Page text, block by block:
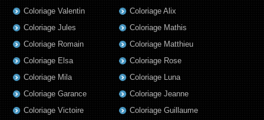
Coloriage Valentin
Coloriage Jules
Coloriage Romain
Coloriage Elsa
Coloriage Mila
Coloriage Garance
Coloriage Victoire
Coloriage Alix
Coloriage Mathis
Coloriage Matthieu
Coloriage Rose
Coloriage Luna
Coloriage Jeanne
Coloriage Guillaume